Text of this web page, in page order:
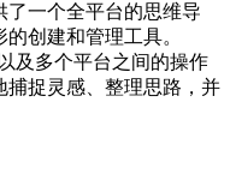
一个全平台的思维导
创建和管理工具。
及多个平台之间的操作
捕捉灵感、整理思路，并